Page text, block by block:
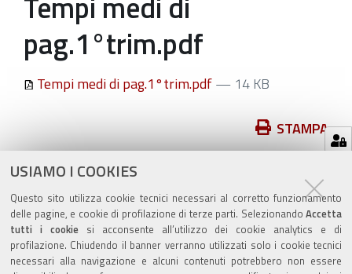
USIAMO I COOKIES
Questo sito utilizza cookie tecnici necessari al corretto funzionamento
delle pagine, e cookie di profilazione di terze parti. Selezionando Accetta
tutti i cookiesi acconsente all’utilizzo dei cookie analytics e di
profilazione. Chiudendo il banner verranno utilizzati solo i cookie tecnici
necessari alla navigazione e alcuni contenuti potrebbero non essere
pag.1°trim.pdf
Tempi medi di pag.1°trim.pdf— 14 KB
sul
documento
STAMPA
ultima modifica
Valuta questo sito